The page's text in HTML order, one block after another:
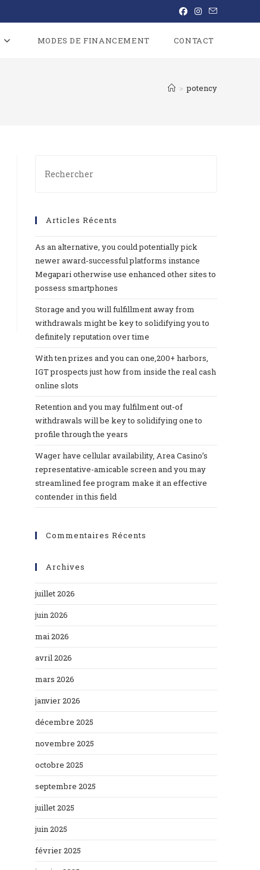
MODES DE FINANCEMENT CONTACT
> potency
Articles Récents
As an alternative, you could potentially pick
newer award-successful platforms instance
Megapari otherwise use enhanced other sites to
possess smartphones
Storage and you will fulfillment away from
withdrawals might be key to solidifying you to
definitely reputation over time
With ten prizes and you can one,200+ harbors,
IGT prospects just how from inside the real cash
online slots
Retention and you may fulfilment out-of
withdrawals will be key to solidifying one to
profile through the years
Wager have cellular availability, Area Casino’s
representative-amicable screen and you may
streamlined fee program make it an effective
contender in this field
Commentaires Récents
Archives
juillet 2026
juin 2026
mai 2026
avril 2026
mars 2026
janvier 2026
décembre 2025
novembre 2025
octobre 2025
septembre 2025
juillet 2025
juin 2025
février 2025